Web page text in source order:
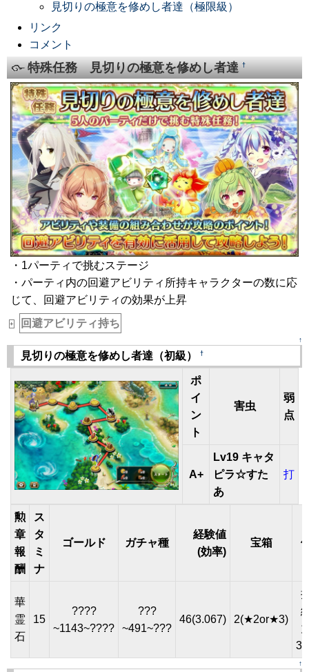
見切りの極意を修めし者達（極限級）
リンク
コメント
特殊任務 見切りの極意を修めし者達†
・1パーティで挑むステージ
・パーティ内の回避アビリティ所持キャラクターの数に応
じて、回避アビリティの効果が上昇
+ 回避アビリティ持ち
↑
見切りの極意を修めし者達（初級） †
ポ
イ
ン
ト
害虫
弱
点
A+
Lv19 キャタ
ピラ☆すた
あ
打
勲
章
報
酬
ス
タ
ミ
ナ
ゴールド ガチャ種
経験値
(効率)
宝箱
華
霊
石
15
????
~1143~????
???
~491~???
46(3.067) 2(★2or★3)
↑